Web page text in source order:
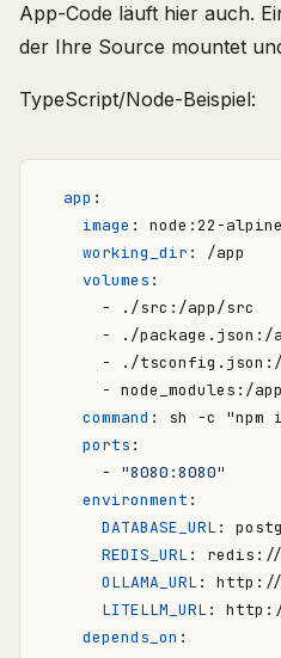
App-Code läuft hier auch.
der Ihre Source mountet
TypeScript/Node-Beispiel:
app :
image :
node:22-alpine
working_dir :
/app
volumes :
-
./src:/app/src
-
./package.json:/
-
./
- node_modules:/
command :
sh -c "npm
ports :
- "8080:8080"
environment :
DATABASE_URL:
REDIS_URL:
redis://
OLLAMA_URL:
http://
LITELLM_URL:
depends_on :